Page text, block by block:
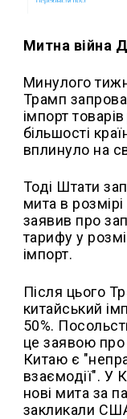
Митна війна
Минулого
Трамп
імпорт
більшості
вплинуло на
Тоді Штати
мита в
заявив про
тарифу у
імпорт.
Після цього
китайський
50%.
це заявою про
Китаю є
взаємодії". У
нові мита за
закликали